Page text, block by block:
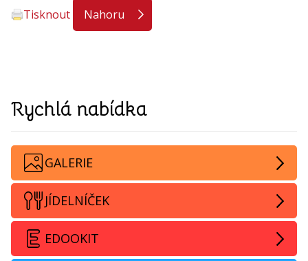
Tisknout Nahoru
Rychlá nabídka
GALERIE
JÍDELNÍČEK
EDOOKIT